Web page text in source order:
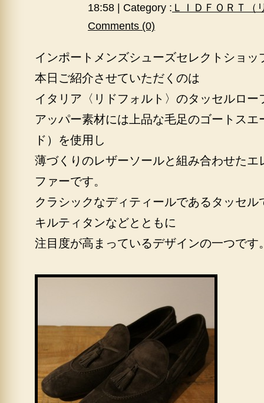
18:58 | Category : ＬＩＤＦＯＲＴ（
Comments (0)
インポートメンズシューズセレクトショッ
本日ご紹介させていただくのは
イタリア〈リドフォルト〉のタッセルロー
アッパー素材には上品な毛足のゴートス
ド）を使用し
薄づくりのレザーソールと組み合わせたエ
ファーです。
クラシックなディティールであるタッセ
キルティタンなどとともに
注目度が高まっているデザインの一つです